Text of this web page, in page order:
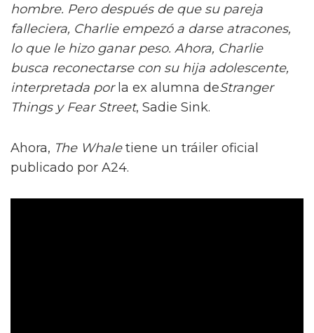
hombre. Pero después de que su pareja
falleciera, Charlie empezó a darse atracones,
lo que le hizo ganar peso. Ahora, Charlie
busca reconectarse con su hija adolescente,
interpretada porla ex alumna deStranger
Thingsy Fear Street, Sadie Sink.
Ahora, The Whaletiene un tráiler oficial
publicado por A24.